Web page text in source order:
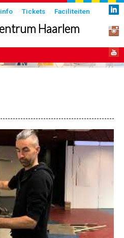
Tickets
Faciliteiten
Haarlem